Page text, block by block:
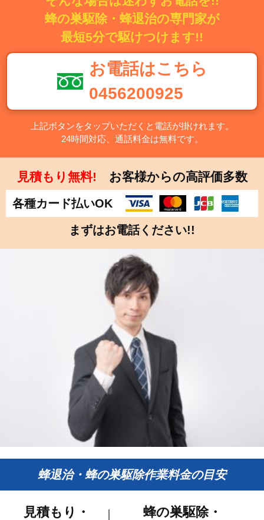
蜂の巣駆除・蜂退治の専門家が
最短5分で駆けつけます!!
お電話はこちら
0456200925
上記ボタンをタップいただくと電話が掛けれます。
24時間対応、通話料金は無料です。
見積もり無料! お客様からの高評価多数
各種カード払いOK
まずはお電話ください!!
蜂退治・蜂の巣駆除作業料金の目安
見積もり・
蜂の巣駆除・